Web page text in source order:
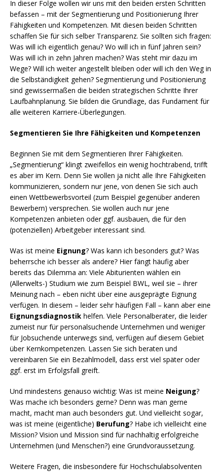
In dieser Folge wollen wir uns mit den beiden ersten Schritten
befassen – mit der Segmentierung und Positionierung Ihrer
Fähigkeiten und Kompetenzen. Mit diesen beiden Schritten
schaffen Sie für sich selber Transparenz. Sie sollten sich fragen:
Was will ich eigentlich genau? Wo will ich in fünf Jahren sein?
Was will ich in zehn Jahren machen? Was steht mir dazu im
Wege? Will ich weiter angestellt bleiben oder will ich den Weg in
die Selbständigkeit gehen? Segmentierung und Positionierung
sind gewissermaßen die beiden strategischen Schritte Ihrer
Laufbahnplanung. Sie bilden die Grundlage, das Fundament für
alle weiteren Karriere-Überlegungen.
Segmentieren Sie Ihre Fähigkeiten und Kompetenzen
Beginnen Sie mit dem Segmentieren Ihrer Fähigkeiten.
„Segmentierung“ klingt zweifellos ein wenig hochtrabend, trifft
es aber im Kern. Denn Sie wollen ja nicht alle Ihre Fähigkeiten
kommunizieren, sondern nur jene, von denen Sie sich auch
einen Wettbewerbsvorteil (zum Beispiel gegenüber anderen
Bewerbern) versprechen. Sie wollen auch nur jene
Kompetenzen anbieten oder ggf. ausbauen, die für den
(potenziellen) Arbeitgeber interessant sind.
Was ist meine Eignung? Was kann ich besonders gut? Was
beherrsche ich besser als andere? Hier fängt häufig aber
bereits das Dilemma an: Viele Abiturienten wählen ein
(Allerwelts-) Studium wie zum Beispiel BWL, weil sie – ihrer
Meinung nach – eben nicht über eine ausgeprägte Eignung
verfügen. In diesem – leider sehr häufigen Fall – kann aber eine
Eignungsdiagnostik helfen. Viele Personalberater, die leider
zumeist nur für personalsuchende Unternehmen und weniger
für Jobsuchende unterwegs sind, verfügen auf diesem Gebiet
über Kernkompetenzen. Lassen Sie sich beraten und
vereinbaren Sie ein Bezahlmodell, dass erst viel später oder
ggf. erst im Erfolgsfall greift.
Und mindestens genauso wichtig: Was ist meine Neigung?
Was mache ich besonders gerne? Denn was man gerne
macht, macht man auch besonders gut. Und vielleicht sogar,
was ist meine (eigentliche) Berufung? Habe ich vielleicht eine
Mission? Vision und Mission sind für nachhaltig erfolgreiche
Unternehmen (und Menschen?) eine Grundvoraussetzung.
Weitere Fragen, die insbesondere für Hochschulabsolventen